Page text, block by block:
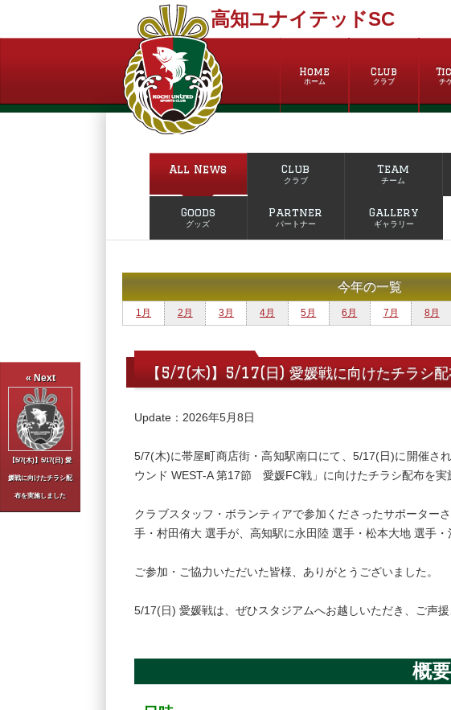
高知ユナイテッドSC
Home
ホーム
Club
クラブ チ
« Next
【5/7(木)】5/17(日) 愛
媛戦に向けたチラシ配
布を実施しました
All News Club
クラブ
Team
チーム
Goods
グッズ
Partner
パートナー
Gallery
ギャラリー
今年の一覧
1月 2月 3月 4月 5月 6月 7月 8月
【5/7(木)】5/17(日) 愛媛戦に向けたチラシ
Update：2026年5月8日
5/7(木)に帯屋町商店街・高知駅南口にて、5/17(日)に開催さ
ウンド WEST-A 第17節 愛媛FC戦」に向けたチラシ配布を実
クラブスタッフ・ボランティアで参加くださったサポーター
手・村田侑大 選手が、高知駅に永田陸 選手・松本大地 選手・
ご参加・ご協力いただいた皆様、ありがとうございました。
5/17(日) 愛媛戦は、ぜひスタジアムへお越しいただき、ご声援
概要